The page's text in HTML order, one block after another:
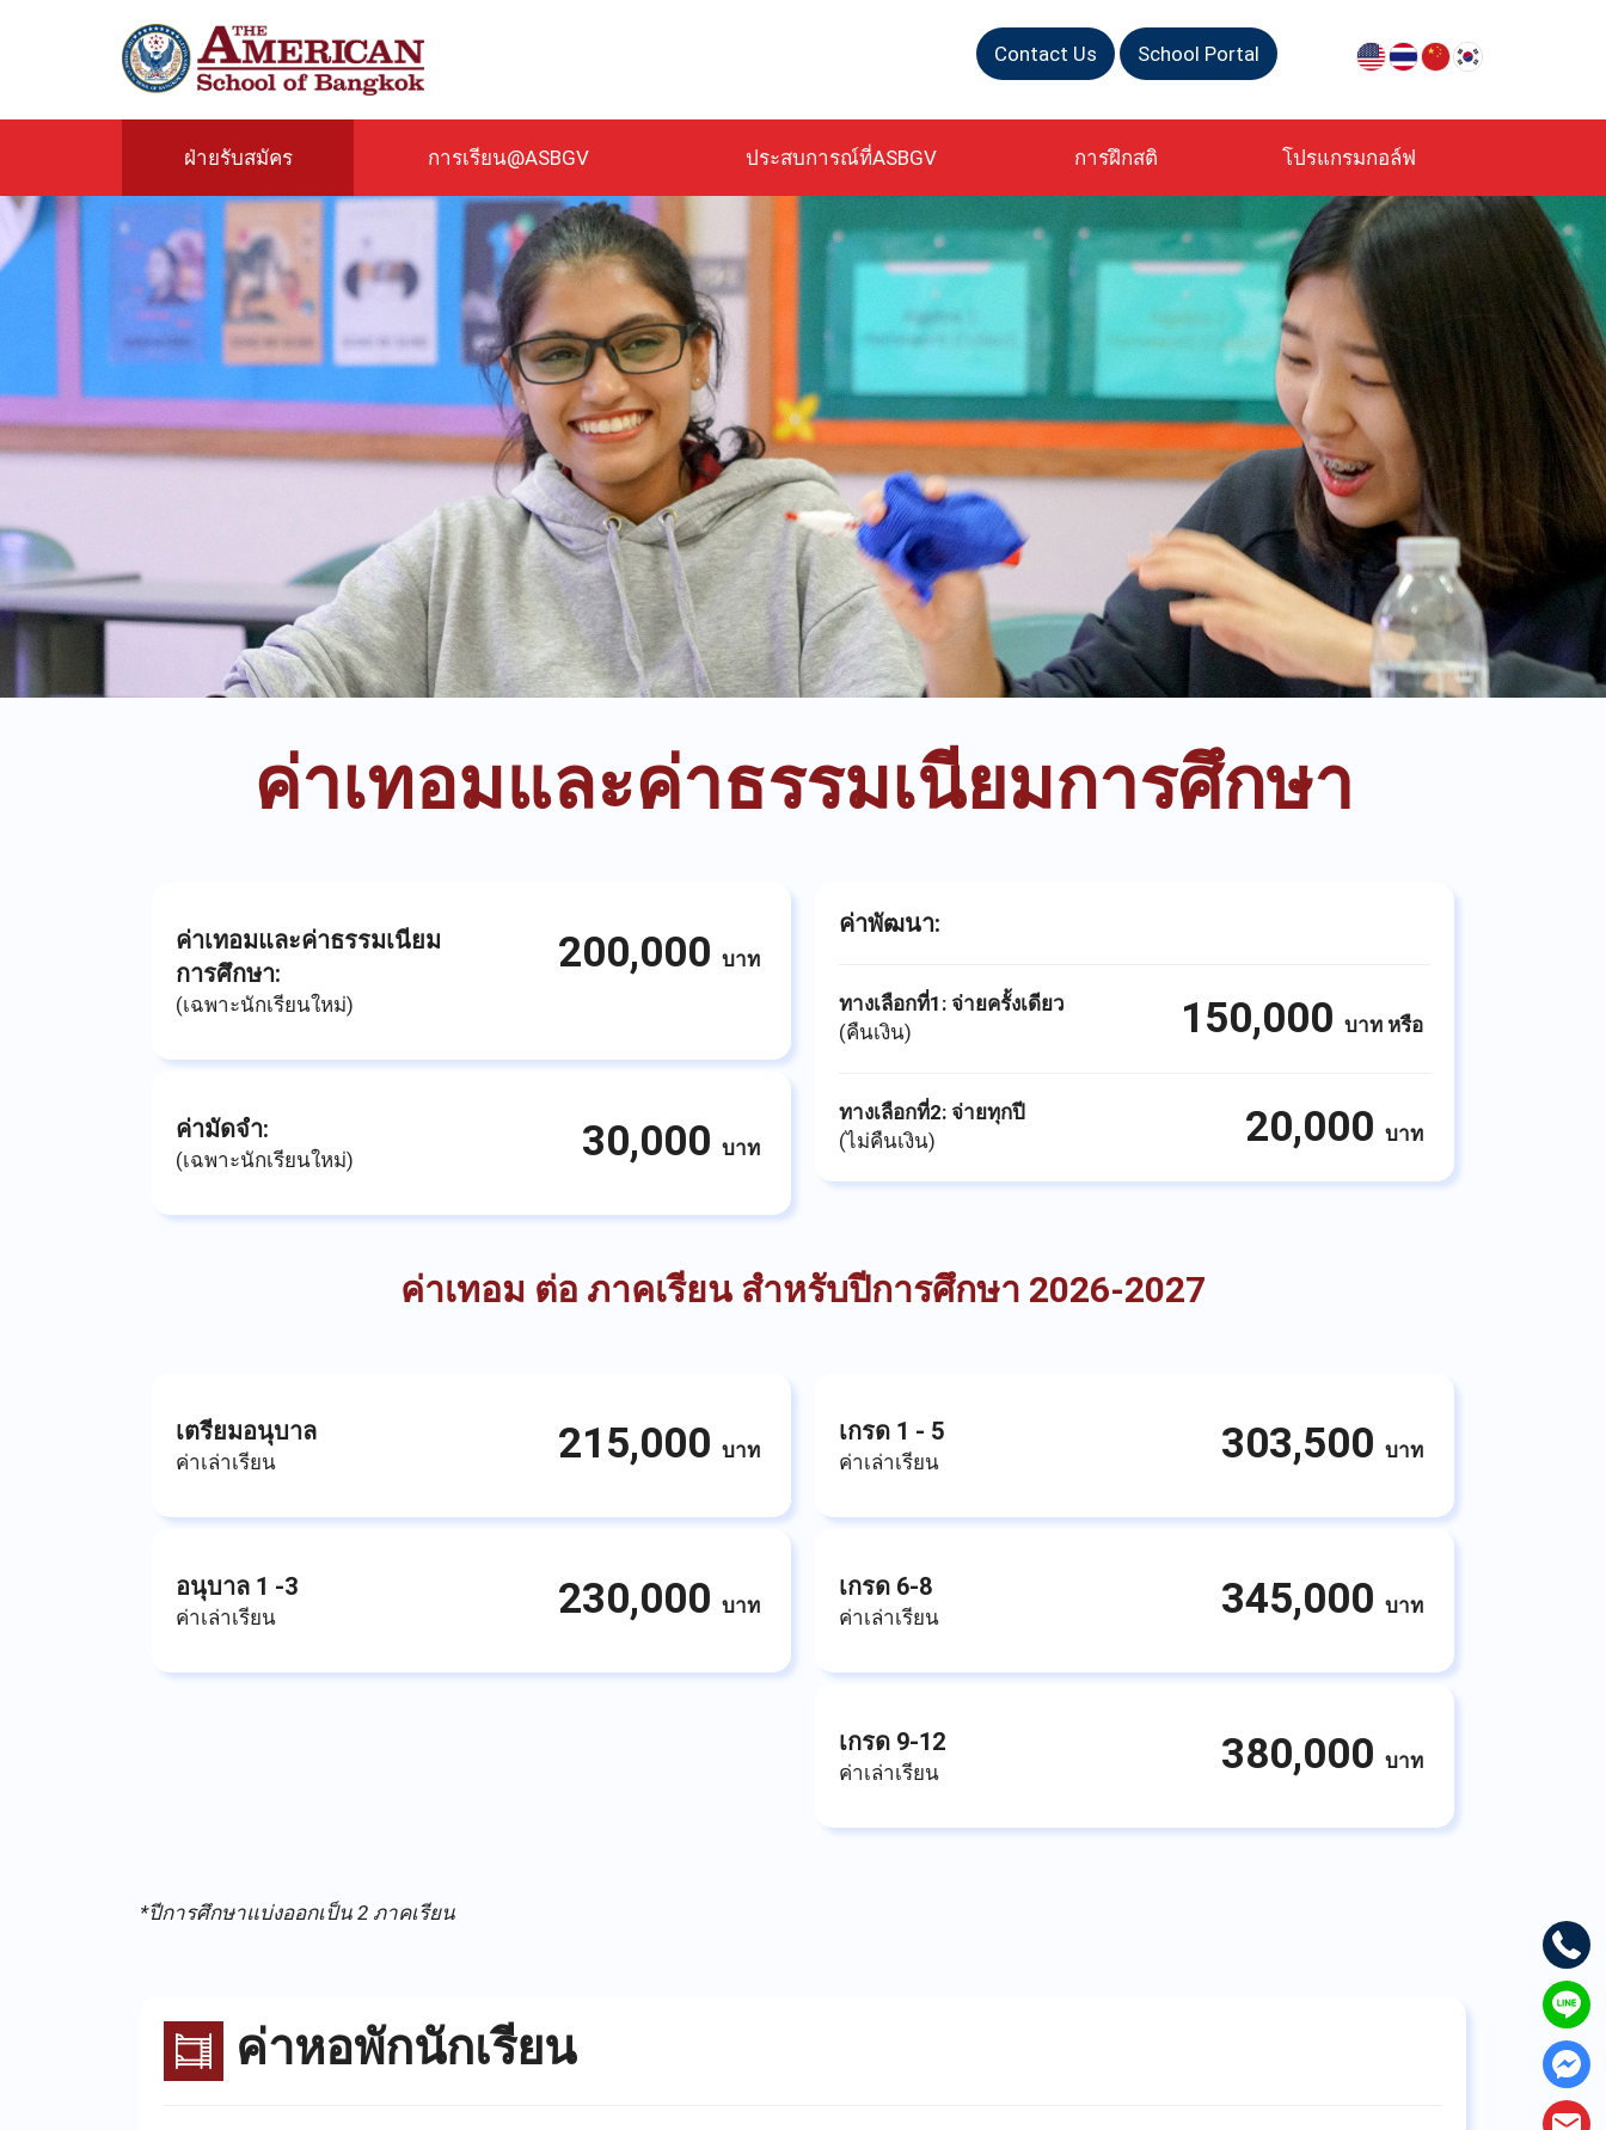
Contact Us School Portal
ฝ่ายรับสมัคร การเรียน@ASBGV ประสบการณ์ที่ASBGV การฝึกสติ โปรแกรมกอล์ฟ
ค่าเทอมและค่าธรรมเนียมการศึกษา
ค่าเทอมและค่าธรรมเนียม
การศึกษา:
(เฉพาะนักเรียนใหม่)
200,000บาท
ค่ามัดจำ:
(เฉพาะนักเรียนใหม่) 30,000บาท
ค่าพัฒนา:
ทางเลือกที่1: จ่ายครั้งเดียว
(คืนเงิน)
150,000บาท หรือ
ทางเลือกที่2: จ่ายทุกปี
(ไม่คืนเงิน)
20,000บาท
ค่าเทอม ต่อ ภาคเรียน สำหรับปีการศึกษา 2026-2027
เตรียมอนุบาล
ค่าเล่าเรียน 215,000บาท
อนุบาล 1 -3
ค่าเล่าเรียน 230,000บาท
เกรด 1 - 5
ค่าเล่าเรียน 303,500บาท
เกรด 6-8
ค่าเล่าเรียน 345,000บาท
เกรด 9-12
ค่าเล่าเรียน 380,000บาท
*ปีการศึกษาแบ่งออกเป็น 2 ภาคเรียน
ค่าหอพักนักเรียน